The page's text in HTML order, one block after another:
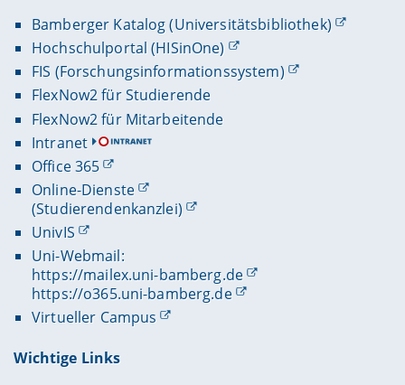
Bamberger Katalog (Universitätsbibliothek)
Hochschulportal (HISinOne)
FIS (Forschungsinformationssystem)
FlexNow2 für Studierende
FlexNow2 für Mitarbeitende
Intranet
Office 365
Online-Dienste
(Studierendenkanzlei)
UnivIS
Uni-Webmail:
https://mailex.uni-bamberg.de
https://o365.uni-bamberg.de
Virtueller Campus
Wichtige Links